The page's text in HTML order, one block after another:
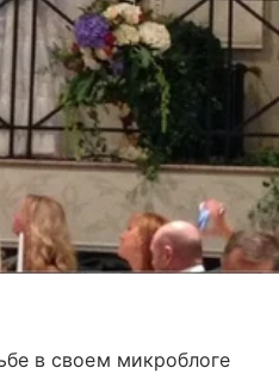
в своем микроблоге